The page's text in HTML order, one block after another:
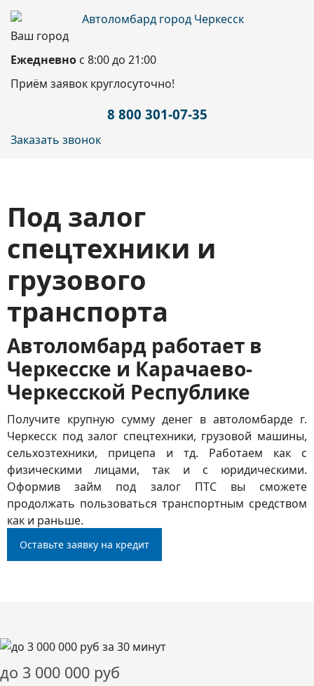
Ваш город
Ежедневно с 8:00 до 21:00
Приём заявок круглосуточно!
8 800 301-07-35
Заказать звонок
Под залог
спецтехники и
грузового
транспорта
Автоломбард работает в
Черкесске и Карачаево-
Черкесской Республике
Получите крупную сумму денег в автоломбарде г.
Черкесск под залог спецтехники, грузовой машины,
сельхозтехники, прицепа и тд. Работаем как с
физическими лицами, так и с юридическими.
Оформив займ под залог ПТС вы сможете
продолжать пользоваться транспортным средством
как и раньше.
Оставьте заявку на кредит
до 3 000 000 руб